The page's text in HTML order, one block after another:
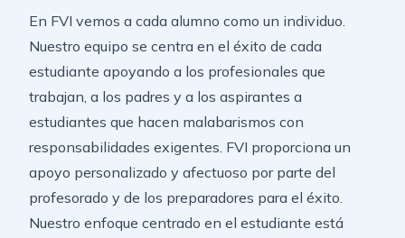
En FVI vemos a cada alumno como un individuo.
Nuestro equipo se centra en el éxito de cada
estudiante apoyando a los profesionales que
trabajan, a los padres y a los aspirantes a
estudiantes que hacen malabarismos con
responsabilidades exigentes. FVI proporciona un
apoyo personalizado y afectuoso por parte del
profesorado y de los preparadores para el éxito.
Nuestro enfoque centrado en el estudiante está